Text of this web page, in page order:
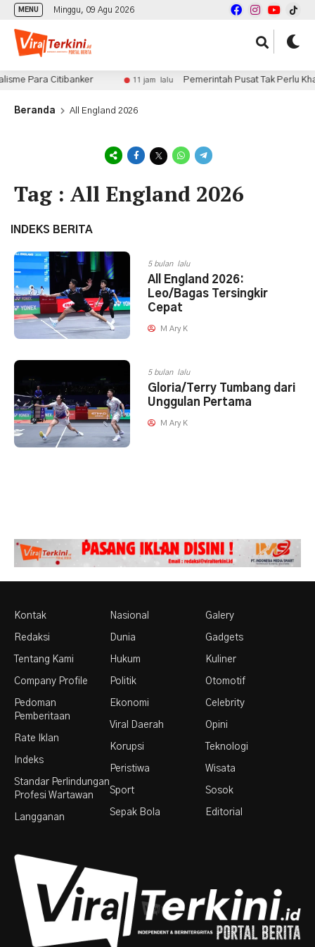
MENU Minggu, 09 Agu 2026
Para Citibanker 11 jam lalu Pemerintah Pusat Tak Perlu
Beranda All England 2026
Tag : All England 2026
INDEKS BERITA
5 bulan lalu
All England 2026:
Leo/Bagas Tersingkir
Cepat
M Ary K
5 bulan lalu
Gloria/Terry Tumbang dari
Unggulan Pertama
M Ary K
Kontak
Redaksi
Tentang Kami
Company Profile
Pedoman
Pemberitaan
Rate Iklan
Indeks
Standar Perlindungan
Profesi Wartawan
Langganan
Nasional
Dunia
Hukum
Politik
Ekonomi
Viral Daerah
Korupsi
Peristiwa
Sport
Sepak Bola
Galery
Gadgets
Kuliner
Otomotif
Celebrity
Opini
Teknologi
Wisata
Sosok
Editorial